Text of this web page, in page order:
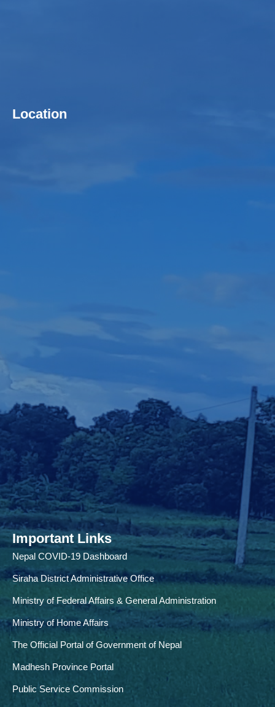
Location
Important Links
Nepal COVID-19 Dashboard
Siraha District Administrative Office
Ministry of Federal Affairs & General Administration
Ministry of Home Affairs
The Official Portal of Government of Nepal
Madhesh Province Portal
Public Service Commission